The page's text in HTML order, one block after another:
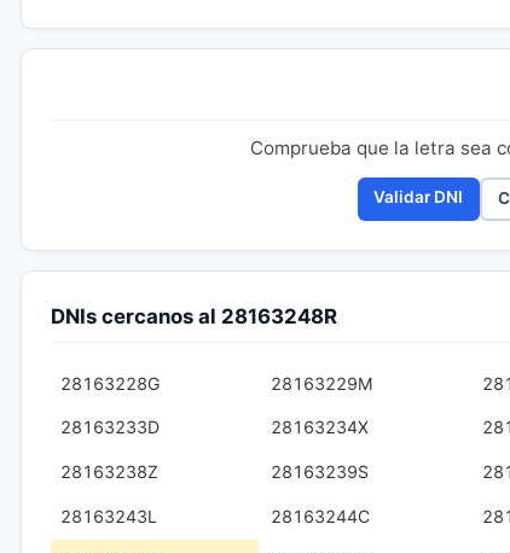
Comprueba que la letra sea
Validar DNI
DNIs cercanos al 28163248R
28163228G 28163229M
28163233D 28163234X
28163238Z 28163239S
28163243L 28163244C